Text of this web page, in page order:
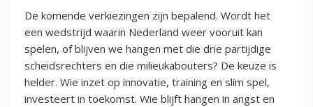
De komende verkiezingen zijn bepalend. Wordt het
een wedstrijd waarin Nederland weer vooruit kan
spelen, of blijven we hangen met die drie partijdige
scheidsrechters en die milieukabouters? De keuze is
helder. Wie inzet op innovatie, training en slim spel,
investeert in toekomst. Wie blijft hangen in angst en